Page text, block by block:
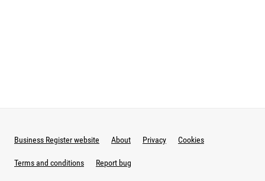
Business Register website About Privacy Cookies
Terms and conditions Report bug